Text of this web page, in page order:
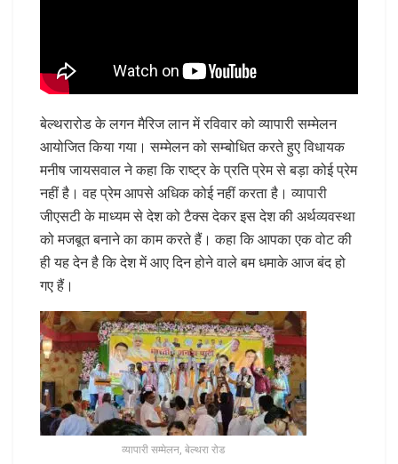
बेल्थरारोड के लगन मैरिज लान में रविवार को व्यापारी सम्मेलन
आयोजित किया गया। सम्मेलन को सम्बोधित करते हुए विधायक
मनीष जायसवाल ने कहा कि राष्ट्र के प्रति प्रेम से बड़ा कोई प्रेम
नहीं है। वह प्रेम आपसे अधिक कोई नहीं करता है। व्यापारी
जीएसटी के माध्यम से देश को टैक्स देकर इस देश की अर्थव्यवस्था
को मजबूत बनाने का काम करते हैं। कहा कि आपका एक वोट की
ही यह देन है कि देश में आए दिन होने वाले बम धमाके आज बंद हो
गए हैं।
व्यापारी सम्मेलन, बेल्थरा रोड